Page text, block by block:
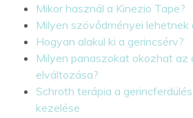
Mikor használ a Kinezio Tape?
Milyen szövődményei lehetnek
Hogyan alakul ki a gerincsérv?
Milyen panaszokat okozhat az
elváltozása?
Schroth terápia a
kezelése